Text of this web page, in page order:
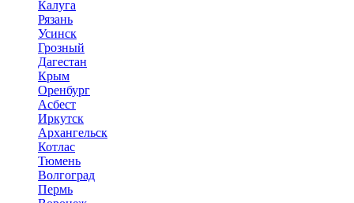
Калуга
Рязань
Усинск
Грозный
Дагестан
Крым
Оренбург
Асбест
Иркутск
Архангельск
Котлас
Тюмень
Волгоград
Пермь